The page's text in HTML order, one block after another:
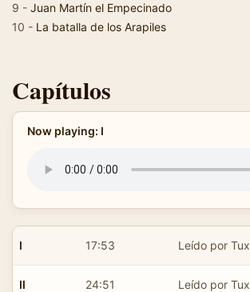
9 - Juan Martín el Empecinado
10 - La batalla de los Arapiles
Capítulos
Now playing: I
I 17:53 Leído por Tux
II 24:51 Leído por Tux